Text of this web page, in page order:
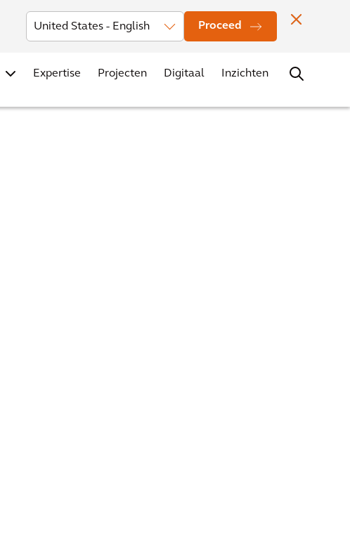
Proceed
Investors Nieuws Evenementen Vestigingen Contact
Expertise Projecten Digitaal Inzichten